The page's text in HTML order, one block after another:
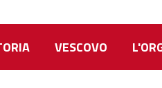
VESCOVO